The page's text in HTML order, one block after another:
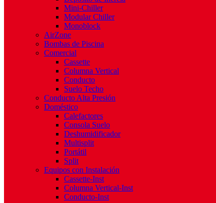
Mini-Chiller
Modular Chiller
Monoblock
AirZone
Bombas de Piscina
Comercial
Cassette
Columna Vertical
Conducto
Suelo Techo
Conducto Alta Presión
Doméstico
Calefactores
Consola Suelo
Deshumidificador
Multisplit
Portátil
Split
Equipos con Instalación
Cassette-Inst
Columna Vertical-Inst
Conducto-Inst